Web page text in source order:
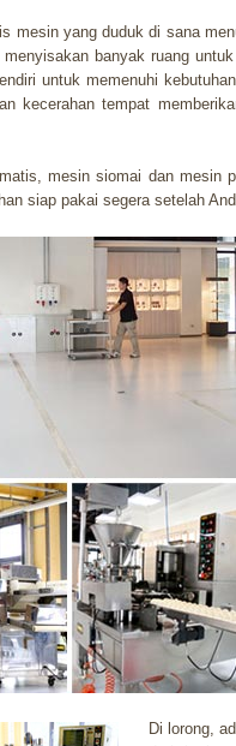
mesin yang duduk di sana
banyak ruang
untuk memenuhi
kecerahan tempat
mesin siomai dan mesin
siap pakai segera setelah
Di lorong,